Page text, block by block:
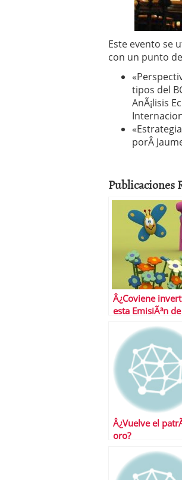
Este evento se
con un punto
tipos del
AnÃ¡lisis
porÂ
Publicaciones
Â¿Coviene
esta EmisiÃ³n de
Zinkia?
Â¿Vuelve el
oro?